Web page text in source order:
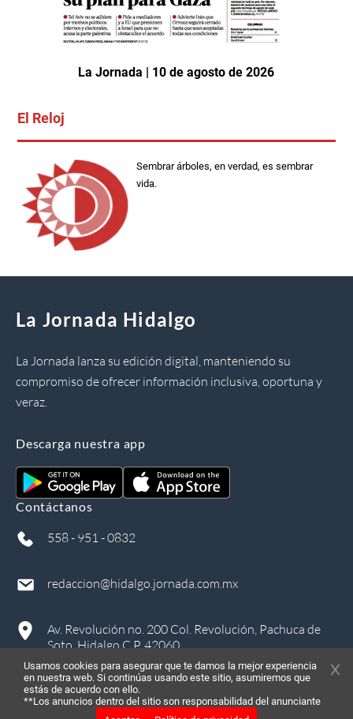
La Jornada | 10 de agosto de 2026
El Reloj
Sembrar árboles, en verdad, es sembrar
vida.
La Jornada Hidalgo
La Jornada lanza su edición digital, manteniendo su
compromiso de ofrecer información inclusiva, oportuna y
veraz.
Descarga nuestra app
Contáctanos
558 - 951 - 0832
redaccion@hidalgo.jornada.com.mx
Av. Revolución no. 200 Col. Revolución, Pachuca de
Soto, Hidalgo C.P. 42060
Usamos cookies para asegurar que te damos la mejor experiencia
en nuestra web. Si continúas usando este sitio, asumiremos que
estás de acuerdo con ello.
**Los anuncios dentro del sitio son responsabilidad del anunciante